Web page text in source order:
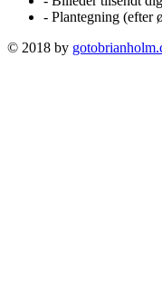
- Plantegning (efter
© 2018 by